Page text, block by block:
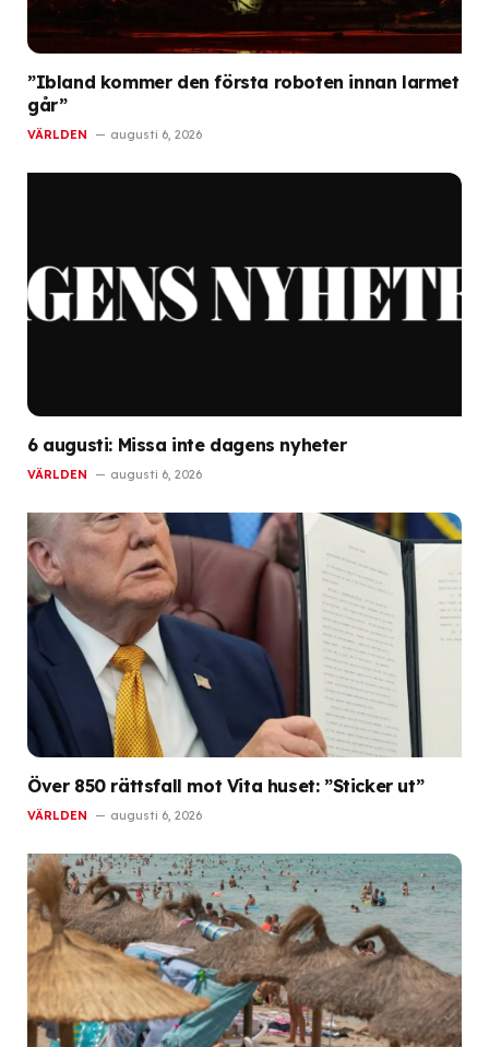
”Ibland kommer den första roboten innan larmet
går”
VÄRLDEN augusti 6, 2026
6 augusti: Missa inte dagens nyheter
VÄRLDEN augusti 6, 2026
Över 850 rättsfall mot Vita huset: ”Sticker ut”
VÄRLDEN augusti 6, 2026